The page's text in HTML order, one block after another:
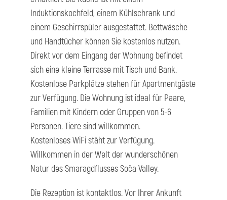
Induktionskochfeld, einem Kühlschrank und
einem Geschirrspüler ausgestattet. Bettwäsche
und Handtücher können Sie kostenlos nutzen.
Direkt vor dem Eingang der Wohnung befindet
sich eine kleine Terrasse mit Tisch und Bank.
Kostenlose Parkplätze stehen für Apartmentgäste
zur Verfügung. Die Wohnung ist ideal für Paare,
Familien mit Kindern oder Gruppen von 5-6
Personen. Tiere sind willkommen.
Kostenloses WiFi stäht zur Verfügung.
Willkommen in der Welt der wunderschönen
Natur des Smaragdflusses Soča Valley.
Die Rezeption ist kontaktlos. Vor Ihrer Ankunft